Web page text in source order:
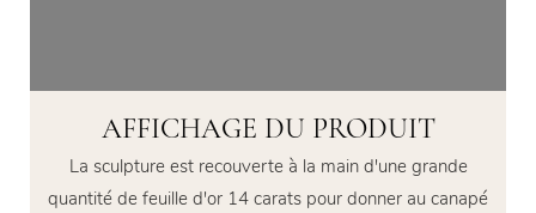
AFFICHAGE DU PRODUIT
La sculpture est recouverte à la main d'une grande
quantité de feuille d'or 14 carats pour donner au canapé